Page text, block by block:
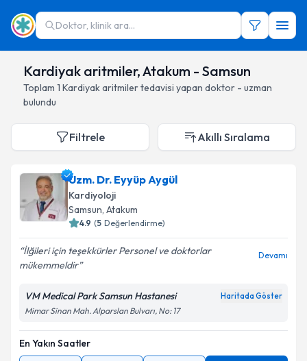
Doktor, klinik ara...
Kardiyak aritmiler, Atakum - Samsun
Toplam 1 Kardiyak aritmilertedavisi yapan doktor - uzman
bulundu
Filtrele Akıllı Sıralama
Uzm. Dr. Eyyüp Aygül
Kardiyoloji
Samsun, Atakum
4.9 (5 Değerlendirme)
İlğileri için teşekkürler Personel ve doktorlar
mükemmeldir
Devamı
VM Medical Park Samsun Hastanesi Haritada Göster
Mimar Sinan Mah. Alparslan Bulvarı, No: 17
En Yakın Saatler